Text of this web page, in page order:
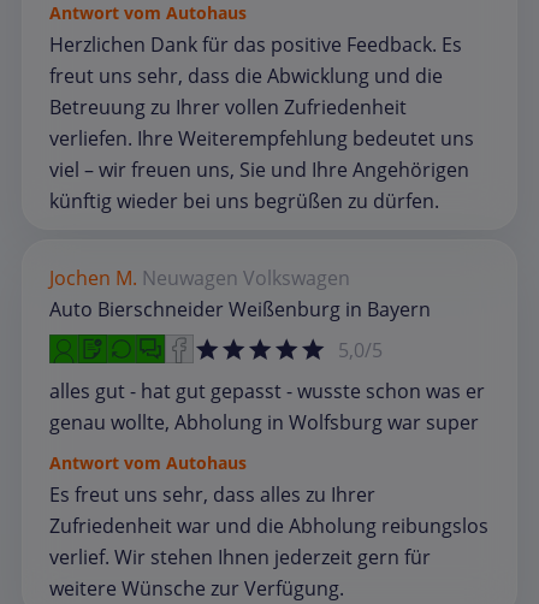
Antwort vom Autohaus
Herzlichen Dank für das positive Feedback. Es
freut uns sehr, dass die Abwicklung und die
Betreuung zu Ihrer vollen Zufriedenheit
verliefen. Ihre Weiterempfehlung bedeutet uns
viel – wir freuen uns, Sie und Ihre Angehörigen
künftig wieder bei uns begrüßen zu dürfen.
Jochen M. Neuwagen Volkswagen
Auto Bierschneider Weißenburg in Bayern
5,0/5
alles gut - hat gut gepasst - wusste schon was er
genau wollte, Abholung in Wolfsburg war super
Antwort vom Autohaus
Es freut uns sehr, dass alles zu Ihrer
Zufriedenheit war und die Abholung reibungslos
verlief. Wir stehen Ihnen jederzeit gern für
weitere Wünsche zur Verfügung.